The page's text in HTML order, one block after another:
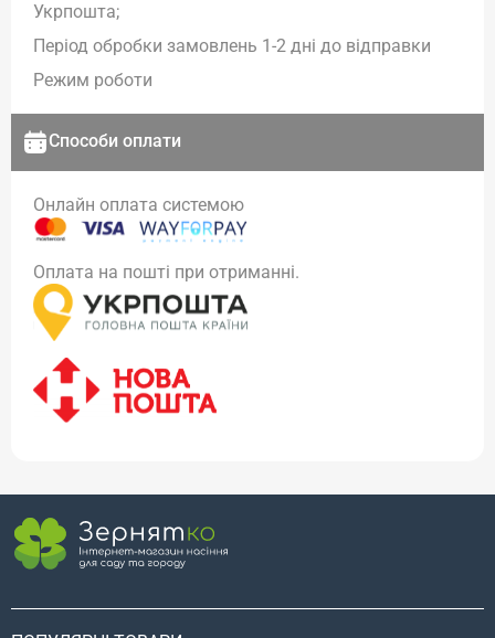
Укрпошта;
Період обробки замовлень 1-2 дні до відправки
Режим роботи
Способи оплати
Онлайн оплата системою
Оплата на пошті при отриманні.